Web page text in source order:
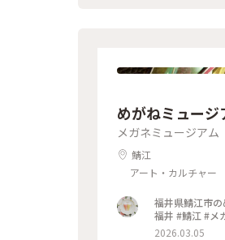
めがねミュージ
メガネミュージアム
鯖江
アート・カルチャー
福井県鯖江市
福井 #鯖江 #メ
2026.03.05